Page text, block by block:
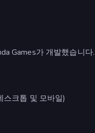
Games가 개발했습니다.
스크톱 및 모바일)